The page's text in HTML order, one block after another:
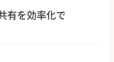
有を効率化で